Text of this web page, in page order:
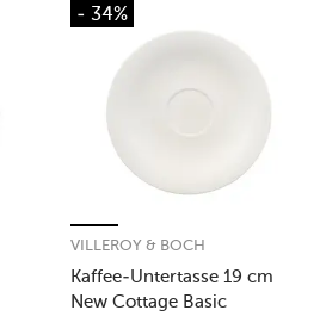
- 34%
Kaffee-Untertasse 19 cm
New Cottage Basic
VILLEROY & BOCH